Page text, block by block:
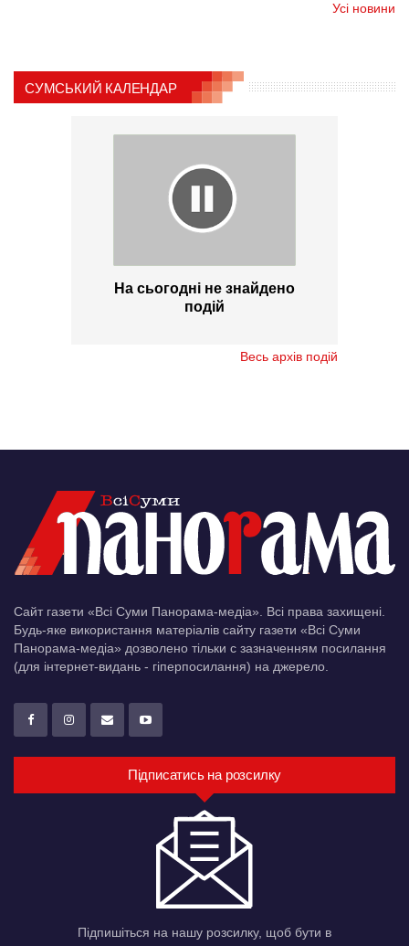
Усі новини
СУМСЬКИЙ КАЛЕНДАР
На сьогодні не знайдено
подій
Весь архів подій
Сайт газети «Всі Суми Панорама-медіа». Всі права захищені.
Будь-яке використання матеріалів сайту газети «Всі Суми
Панорама-медіа» дозволено тільки c зазначенням посилання
(для інтернет-видань - гіперпосилання) на джерело.
Підписатись на розсилку
Підпишіться на нашу розсилку, щоб бути в